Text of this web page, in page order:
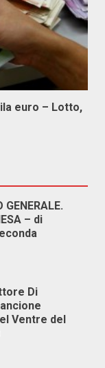
euro – Lotto,
GENERALE.
– di
Di
Ventre del